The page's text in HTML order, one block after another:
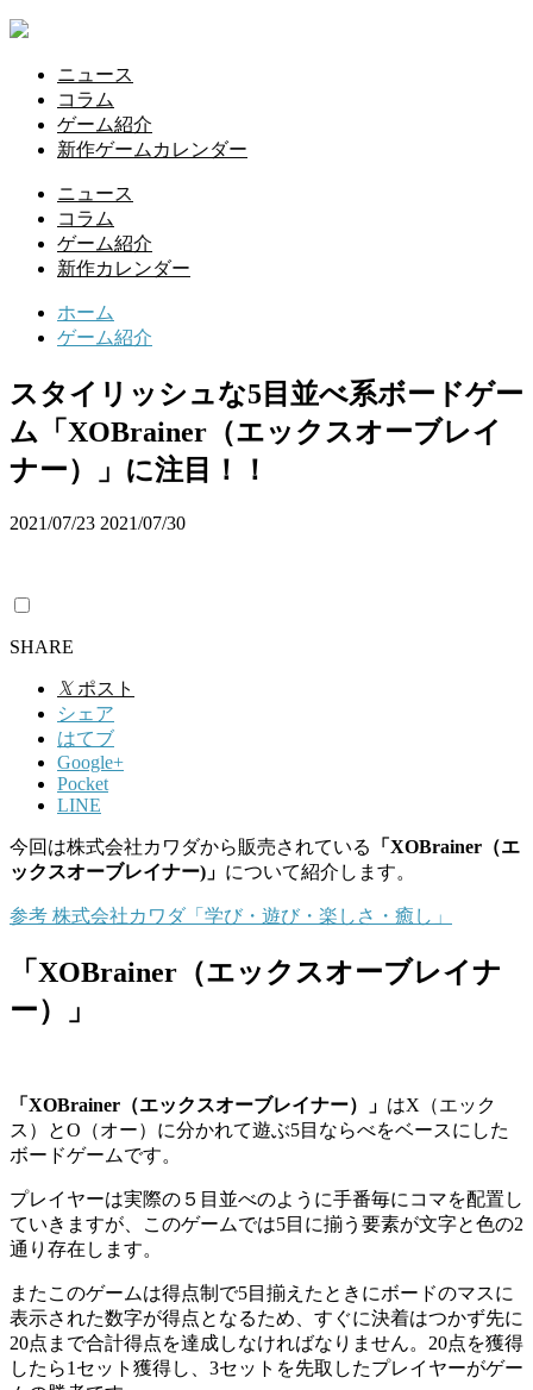
ニュース
コラム
ゲーム紹介
新作ゲームカレンダー
ニュース
コラム
ゲーム紹介
新作カレンダー
ホーム
ゲーム紹介
スタイリッシュな5目並べ系ボードゲー
ム「XOBrainer（エックスオーブレイ
ナー）」に注目！！
2021/07/23 2021/07/30
SHARE
𝕏 ポスト
シェア
はてブ
Google+
Pocket
LINE
今回は株式会社カワダから販売されている
「XOBrainer（エ
ックスオーブレイナー)」 について紹介します。
参考 株式会社カワダ「学び・遊び・楽しさ・癒し」
「XOBrainer（エックスオーブレイナ
ー）」
「XOBrainer（エックスオーブレイナー）」 はX（エック
ス）とO（オー）に分かれて遊ぶ5目ならべをベースにした
ボードゲームです。
プレイヤーは実際の５目並べのように手番毎にコマを配置し
ていきますが、このゲームでは5目に揃う要素が文字と色の2
通り存在します。
またこのゲームは得点制で5目揃えたときにボードのマスに
表示された数字が得点となるため、すぐに決着はつかず先に
20点まで合計得点を達成しなければなりません。20点を獲得
したら1セット獲得し、3セットを先取したプレイヤーがゲー